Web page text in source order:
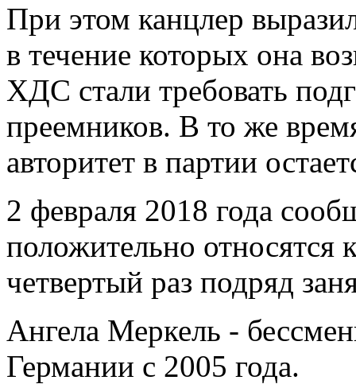
При этом канцлер
в течение которых она
ХДС стали требовать
преемников. В то же
авторитет в партии
2 февраля 2018 года
положительно
четвертый раз подряд
Ангела Меркель -
Германии с 2005 года.